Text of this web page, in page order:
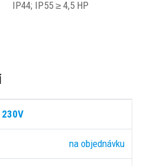
IP44; IP55 ≥ 4,5 HP
Výtlak Průtok
230V
na objednávku